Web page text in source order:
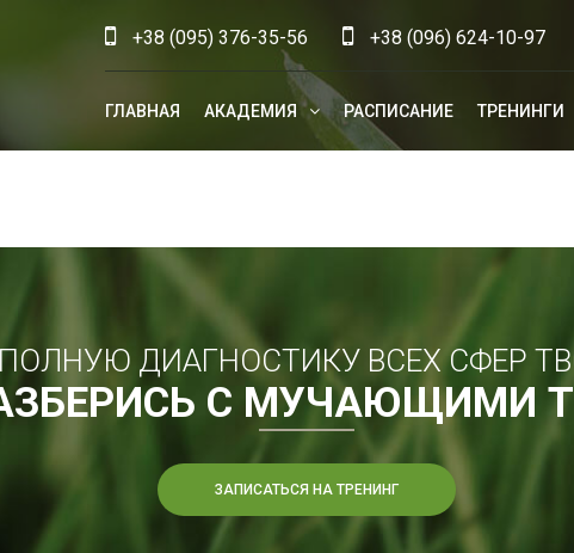
+38 (095) 376-35-56 +38 (096) 624-10-97
ГЛАВНАЯ АКАДЕМИЯ РАСПИСАНИЕ ТРЕНИНГИ
ДИАГНОСТИКУ ВСЕХ СФЕР
С МУЧАЮЩИМИ
ЗАПИСАТЬСЯ НА ТРЕНИНГ